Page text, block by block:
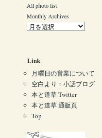
All photo list
Monthly Archives
Link
月曜日の営業について
空白より：小話ブログ
本と道草 Twitter
本と道草 通販頁
Top